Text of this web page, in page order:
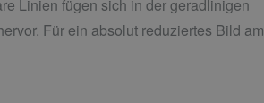
Linien fügen sich in der geradlinigen
Für ein absolut reduziertes Bild am